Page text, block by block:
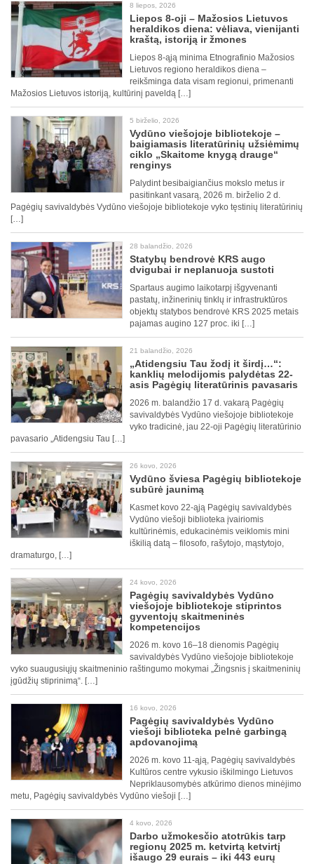
8 liepos, 2026
Liepos 8-oji – Mažosios Lietuvos
heraldikos diena: vėliava, vienijanti
kraštą, istoriją ir žmones
Liepos 8-ąją minima Etnografinio Mažosios
Lietuvos regiono heraldikos diena –
reikšminga data visam regionui, primenanti
Mažosios Lietuvos istoriją, kultūrinį paveldą […]
5 birželio, 2026
Vydūno viešojoje bibliotekoje –
baigiamasis literatūrinių užsiėmimų
ciklo „Skaitome knygą drauge“
renginys
Palydint besibaigiančius mokslo metus ir
pasitinkant vasarą, 2026 m. birželio 2 d.
Pagėgių savivaldybės Vydūno viešojoje bibliotekoje vyko tęstinių literatūrinių
[…]
28 balandžio, 2026
Statybų bendrovė KRS augo
dvigubai ir neplanuoja sustoti
Spartaus augimo laikotarpį išgyvenanti
pastatų, inžinerinių tinklų ir infrastruktūros
objektų statybos bendrovė KRS 2025 metais
pajamas augino 127 proc. iki […]
21 balandžio, 2026
„Atidengsiu Tau žodį it širdį…“:
kanklių melodijomis palydėtas 22-
asis Pagėgių literatūrinis pavasaris
2026 m. balandžio 17 d. vakarą Pagėgių
savivaldybės Vydūno viešojoje bibliotekoje
vyko tradicinė, jau 22-oji Pagėgių literatūrinio
pavasario „Atidengsiu Tau […]
26 kovo, 2026
Vydūno šviesa Pagėgių bibliotekoje
subūrė jaunimą
Kasmet kovo 22-ąją Pagėgių savivaldybės
Vydūno viešoji biblioteka įvairiomis
kultūrinėmis, edukacinėmis veiklomis mini
iškilią datą – filosofo, rašytojo, mąstytojo,
dramaturgo, […]
24 kovo, 2026
Pagėgių savivaldybės Vydūno
viešojoje bibliotekoje stiprintos
gyventojų skaitmeninės
kompetencijos
2026 m. kovo 16–18 dienomis Pagėgių
savivaldybės Vydūno viešojoje bibliotekoje
vyko suaugusiųjų skaitmeninio raštingumo mokymai „Žingsnis į skaitmeninių
įgūdžių stiprinimą“. […]
16 kovo, 2026
Pagėgių savivaldybės Vydūno
viešoji biblioteka pelnė garbingą
apdovanojimą
2026 m. kovo 11-ąją, Pagėgių savivaldybės
Kultūros centre vykusio iškilmingo Lietuvos
Nepriklausomybės atkūrimo dienos minėjimo
metu, Pagėgių savivaldybės Vydūno viešoji […]
4 kovo, 2026
Darbo užmokesčio atotrūkis tarp
regionų 2025 m. ketvirtą ketvirtį
išaugo 29 eurais – iki 443 eurų